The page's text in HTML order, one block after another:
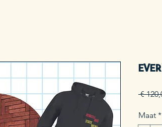
€
Maat *